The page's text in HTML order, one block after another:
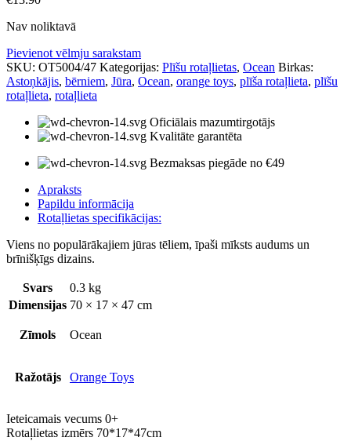
Nav noliktavā
Pievienot vēlmju sarakstam
SKU: OT5004/47 Kategorijas: Plīšu rotaļlietas, Ocean Birkas:
Astoņkājis, bērniem, Jūra, Ocean, orange toys, plīša rotaļlieta, plīšu
rotaļlieta, rotaļlieta
Oficiālais mazumtirgotājs
Kvalitāte garantēta
Bezmaksas piegāde no €49
Apraksts
Papildu informācija
Rotaļlietas specifikācijas:
Viens no populārākajiem jūras tēliem, īpaši mīksts audums un
brīnišķīgs dizains.
Svars
0.3 kg
Dimensijas 70 × 17 × 47 cm
Zīmols Ocean
Ražotājs Orange Toys
Ieteicamais vecums 0+
Rotaļlietas izmērs 70*17*47cm